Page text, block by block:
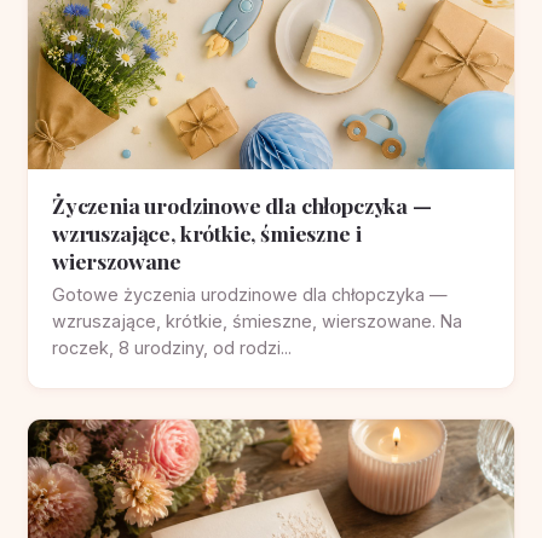
Życzenia urodzinowe dla chłopczyka —
wzruszające, krótkie, śmieszne i
wierszowane
Gotowe życzenia urodzinowe dla chłopczyka —
wzruszające, krótkie, śmieszne, wierszowane. Na
roczek, 8 urodziny, od rodzi...